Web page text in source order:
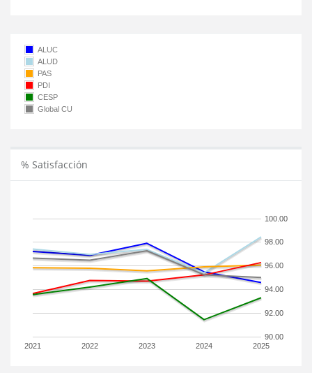
ALUC
ALUD
PAS
PDI
CESP
Global CU
% Satisfacción
2021 2022 2023 2024 2025
90.00
92.00
94.00
96.00
98.00
100.00